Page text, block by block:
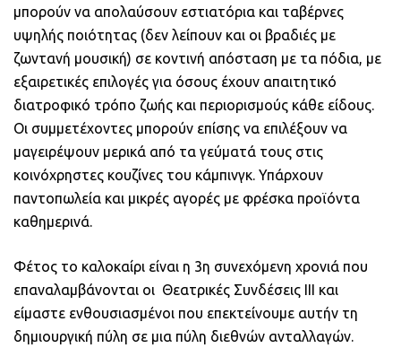
μπορούν να απολαύσουν εστιατόρια και ταβέρνες
υψηλής ποιότητας (δεν λείπουν και οι βραδιές με
ζωντανή μουσική) σε κοντινή απόσταση με τα πόδια, με
εξαιρετικές επιλογές για όσους έχουν απαιτητικό
διατροφικό τρόπο ζωής και περιορισμούς κάθε είδους.
Οι συμμετέχοντες μπορούν επίσης να επιλέξουν να
μαγειρέψουν μερικά από τα γεύματά τους στις
κοινόχρηστες κουζίνες του κάμπινγκ. Υπάρχουν
παντοπωλεία και μικρές αγορές με φρέσκα προϊόντα
καθημερινά.
Φέτος το καλοκαίρι είναι η 3η συνεχόμενη χρονιά που
επαναλαμβάνονται οι Θεατρικές Συνδέσεις ΙΙΙ και
είμαστε ενθουσιασμένοι που επεκτείνουμε αυτήν τη
δημιουργική πύλη σε μια πύλη διεθνών ανταλλαγών.